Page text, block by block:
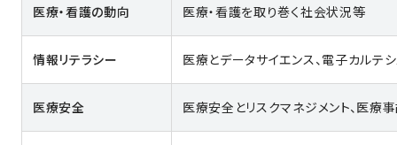
医療・看護の動向 医療・看護を取り巻く社会状況等
情報リテラシー 医療とデータサイエンス、電子カルテ
医療安全 医療安全とリスクマネジメント、医療